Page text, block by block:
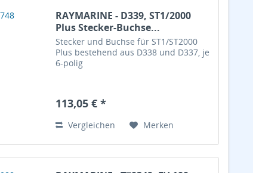
RAYMARINE - D339, ST1/2000
Plus Stecker-Buchse...
Stecker und Buchse für ST1/ST2000
Plus bestehend aus D338 und D337, je
6-polig
113,05 € *
Vergleichen Merken